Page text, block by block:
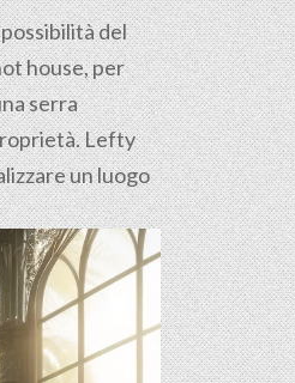
del
house, per
serra
Lefty
un luogo